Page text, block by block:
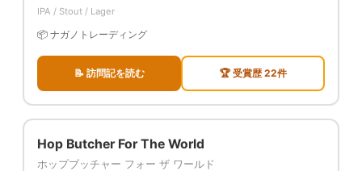
IPA / Stout / Lager
📦 ナガノトレーディング
📝 訪問記を読む 🏆 受賞歴 22件
Hop Butcher For The World
ホップブッチャー フォー ザ ワールド